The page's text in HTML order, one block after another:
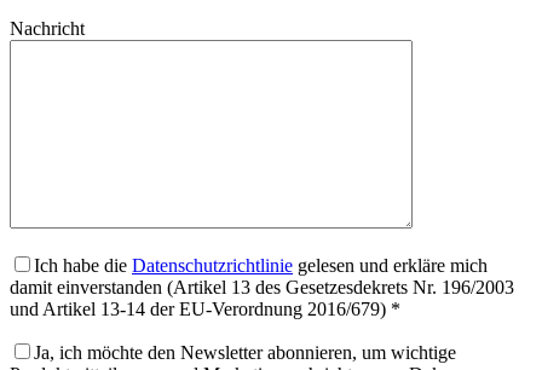
Nachricht
Ich habe die Datenschutzrichtlinie gelesen und erkläre mich
damit einverstanden (Artikel 13 des Gesetzesdekrets Nr. 196/2003
und Artikel 13-14 der EU-Verordnung 2016/679) *
Ja, ich möchte den Newsletter abonnieren, um wichtige